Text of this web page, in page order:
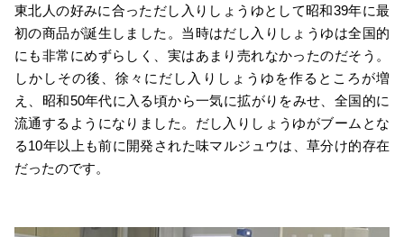
東北人の好みに合っただし入りしょうゆとして昭和39年に最
初の商品が誕生しました。当時はだし入りしょうゆは全国的
にも非常にめずらしく、実はあまり売れなかったのだそう。
しかしその後、徐々にだし入りしょうゆを作るところが増
え、昭和50年代に入る頃から一気に拡がりをみせ、全国的に
流通するようになりました。だし入りしょうゆがブームとな
る10年以上も前に開発された味マルジュウは、草分け的存在
だったのです。